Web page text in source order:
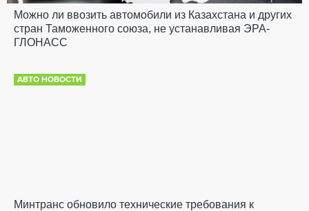
Можно ли ввозить автомобили из Казахстана и других
стран Таможенного союза, не устанавливая ЭРА-
ГЛОНАСС
АВТО НОВОСТИ
Минтранс обновило технические требования к